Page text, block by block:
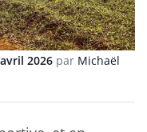
2026 par Michaël